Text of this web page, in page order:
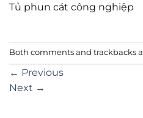
Tủ phun cát công nghiệp
Both comments and trackbacks
← Previous
Next →